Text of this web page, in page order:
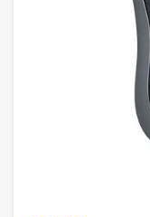
Thông tin hỗ
Cảm biến Hero
điều khiển dễ
Thiết kế tinh tế